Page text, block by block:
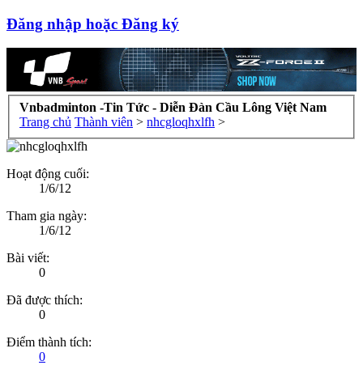
Đăng nhập hoặc Đăng ký
Vnbadminton -Tin Tức - Diễn Đàn Cầu Lông Việt Nam
Trang chủ Thành viên > nhcgloqhxlfh >
Hoạt động cuối:
1/6/12
Tham gia ngày:
1/6/12
Bài viết:
0
Đã được thích:
0
Điểm thành tích:
0